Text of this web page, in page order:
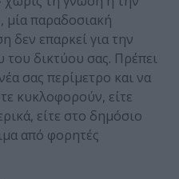
μία παραδοσιακή
δεν επαρκεί για την
του δικτύου σας. Πρέπει
σας περίμετρο και να
κυκλοφορούν, είτε
είτε στο δημόσιο
από φορητές